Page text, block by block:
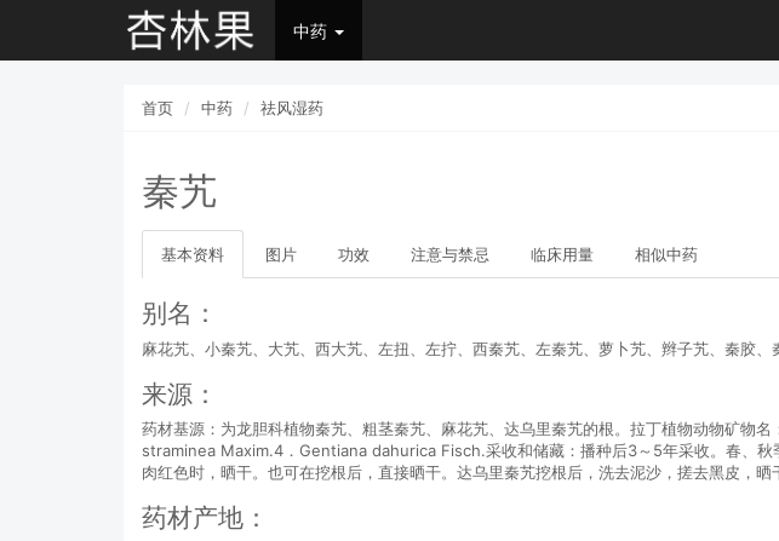
中药
首页 中药 祛风湿药
秦艽
基本资料 图片 功效 注意与禁忌 临床用量 相似中药
别名：
麻花艽、小秦艽、大艽、西大艽、左扭、左拧、西秦艽、左秦艽、萝卜艽、辫子艽、秦胶
来源：
药材基源：为龙胆科植物秦艽、粗茎秦艽、麻花艽、达乌里秦艽的根。拉丁植物动物矿
straminea Maxim.4．Gentiana dahurica Fisch.采收和储藏：播种后3～5年采收。春、
肉红色时，晒干。也可在挖根后，直接晒干。达乌里秦艽挖根后，洗去泥沙，搓去黑皮，晒
药材产地：